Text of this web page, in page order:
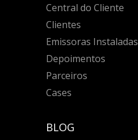
Central do Cliente
Clientes
Emissoras Instaladas
Depoimentos
Parceiros
Cases
BLOG